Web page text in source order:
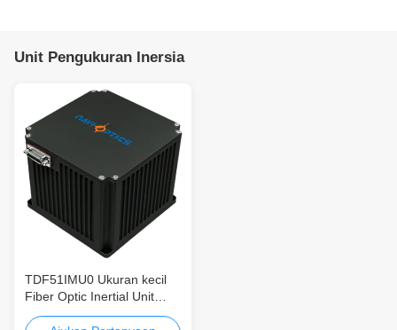
Unit Pengukuran Inersia
TDF51IMU0 Ukuran kecil
Fiber Optic Inertial Unit
presisi tinggi dengan fungsi